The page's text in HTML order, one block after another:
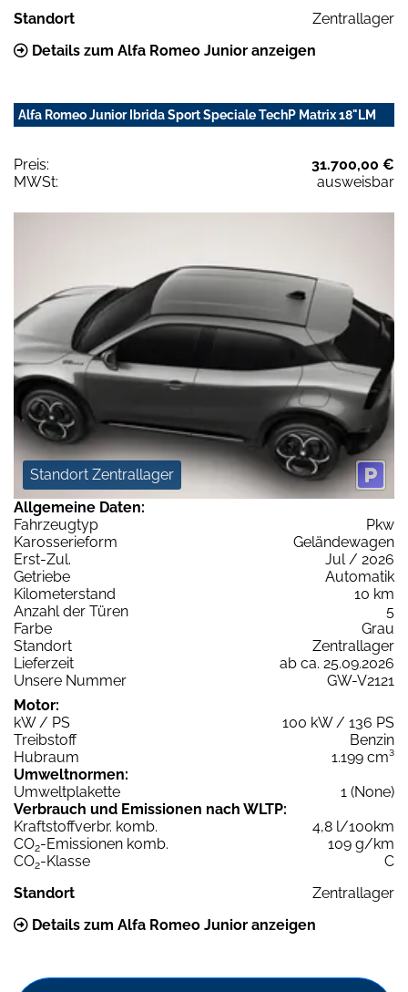
Standort
Zentrallager
Details zum Alfa Romeo Junior anzeigen
Alfa Romeo Junior Ibrida Sport Speciale TechP Matrix 18"LM
Preis:
31.700,00 €
MWSt:
ausweisbar
Standort Zentrallager
Allgemeine Daten:
Fahrzeugtyp
Pkw
Karosserieform
Geländewagen
Erst-Zul.
Jul / 2026
Getriebe
Automatik
Kilometerstand
10 km
Anzahl der Türen
5
Farbe
Grau
Standort
Zentrallager
Lieferzeit
ab ca. 25.09.2026
Unsere Nummer
GW-V2121
Motor:
kW / PS
100 kW / 136 PS
Treibstoff
Benzin
Hubraum
1.199 cm³
Umweltnormen:
Umweltplakette
1 (None)
Verbrauch und Emissionen nach WLTP:
Kraftstoffverbr. komb.
4,8 l/100km
CO2-Emissionen komb.
109 g/km
CO2-Klasse
C
Standort
Zentrallager
Details zum Alfa Romeo Junior anzeigen